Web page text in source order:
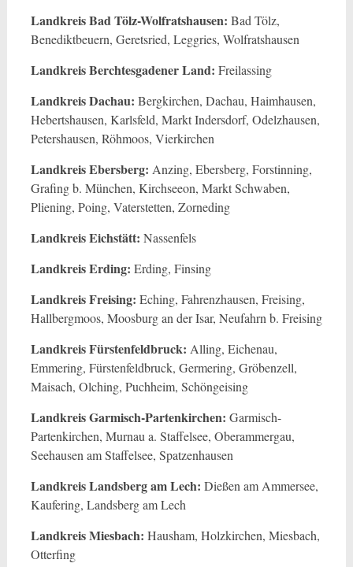
Landkreis Bad Tölz-Wolfratshausen: Bad Tölz,
Benediktbeuern, Geretsried, Leggries, Wolfratshausen
Landkreis Berchtesgadener Land: Freilassing
Landkreis Dachau: Bergkirchen, Dachau, Haimhausen,
Hebertshausen, Karlsfeld, Markt Indersdorf, Odelzhausen,
Petershausen, Röhmoos, Vierkirchen
Landkreis Ebersberg: Anzing, Ebersberg, Forstinning,
Grafing b. München, Kirchseeon, Markt Schwaben,
Pliening, Poing, Vaterstetten, Zorneding
Landkreis Eichstätt: Nassenfels
Landkreis Erding: Erding, Finsing
Landkreis Freising: Eching, Fahrenzhausen, Freising,
Hallbergmoos, Moosburg an der Isar, Neufahrn b. Freising
Landkreis Fürstenfeldbruck: Alling, Eichenau,
Emmering, Fürstenfeldbruck, Germering, Gröbenzell,
Maisach, Olching, Puchheim, Schöngeising
Landkreis Garmisch-Partenkirchen: Garmisch-
Partenkirchen, Murnau a. Staffelsee, Oberammergau,
Seehausen am Staffelsee, Spatzenhausen
Landkreis Landsberg am Lech: Dießen am Ammersee,
Kaufering, Landsberg am Lech
Landkreis Miesbach: Hausham, Holzkirchen, Miesbach,
Otterfing